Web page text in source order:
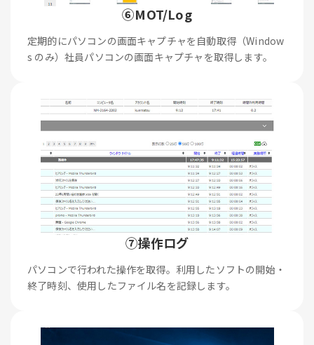
⑥MOT/Log
定期的にパソコンの画面キャプチャを自動取得（Window
s のみ）社員パソコンの画面キャプチャを取得します。
⑦操作ログ
パソコンで行われた操作を取得。利用したソフトの開始・
終了時刻、使用したファイル名を記録します。